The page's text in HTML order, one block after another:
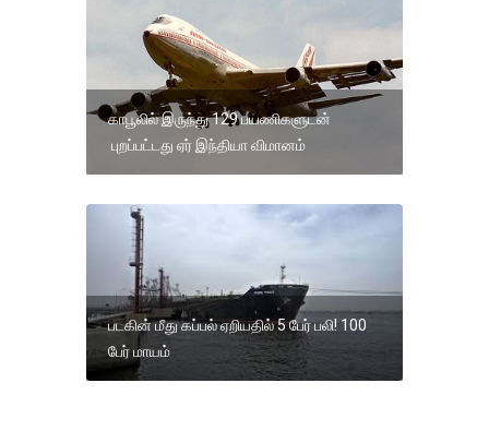
காபூலில் இருந்து 129 பயணிகளுடன்
புறப்பட்டது ஏர் இந்தியா விமானம்
படகின் மீது கப்பல் ஏறியதில் 5 பேர் பலி! 100
பேர் மாயம்